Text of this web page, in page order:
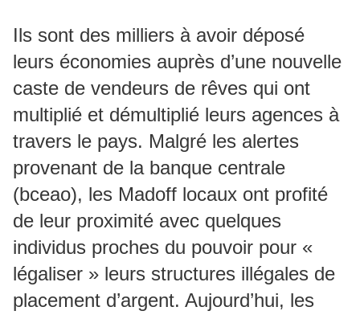
Ils sont des milliers à avoir déposé
leurs économies auprès d’une nouvelle
caste de vendeurs de rêves qui ont
multiplié et démultiplié leurs agences à
travers le pays. Malgré les alertes
provenant de la banque centrale
(bceao), les Madoff locaux ont profité
de leur proximité avec quelques
individus proches du pouvoir pour «
légaliser » leurs structures illégales de
placement d’argent. Aujourd’hui, les